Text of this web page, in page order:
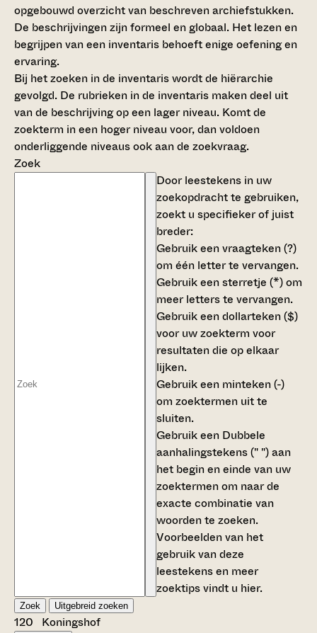
opgebouwd overzicht van beschreven archiefstukken.
De beschrijvingen zijn formeel en globaal. Het lezen en
begrijpen van een inventaris behoeft enige oefening en
ervaring.
Bij het zoeken in de inventaris wordt de hiërarchie
gevolgd. De rubrieken in de inventaris maken deel uit
van de beschrijving op een lager niveau. Komt de
zoekterm in een hoger niveau voor, dan voldoen
onderliggende niveaus ook aan de zoekvraag.
Zoek
Door leestekens in uw
zoekopdracht te gebruiken,
zoekt u specifieker of juist
breder:
Gebruik eenvraagteken (?)
om één letter te vervangen.
Gebruik eensterretje (*)om
meer letters te vervangen.
Gebruik eendollarteken ($)
voor uw zoekterm voor
resultaten die op elkaar
lijken.
Gebruik een minteken (-)
om zoektermen uit te
sluiten.
Gebruik een Dubbele
aanhalingstekens (" ")aan
het begin en einde van uw
zoektermen om naar de
exacte combinatie van
woorden te zoeken.
Voorbeelden van het
gebruik van deze
leestekens en meer
zoektips vindt u hier.
Zoek Uitgebreid zoeken
120 Koningshof